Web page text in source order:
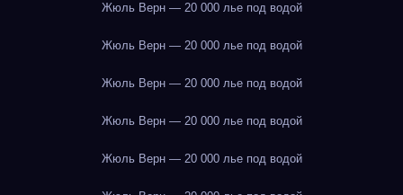
Жюль Верн — 20 000 лье под водой
Жюль Верн — 20 000 лье под водой
Жюль Верн — 20 000 лье под водой
Жюль Верн — 20 000 лье под водой
Жюль Верн — 20 000 лье под водой